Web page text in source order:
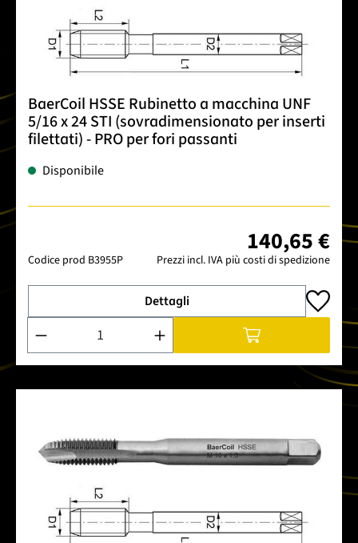
BaerCoil HSSE Rubinetto a macchina UNF
5/16 x 24 STI (sovradimensionato per inserti
filettati) - PRO per fori passanti
Disponibile
Codice prod B3955P
140,65 €
Prezzi incl. IVA più costi di spedizione
Dettagli
Quantità del prodotto: inserisci la quantità desiderata o